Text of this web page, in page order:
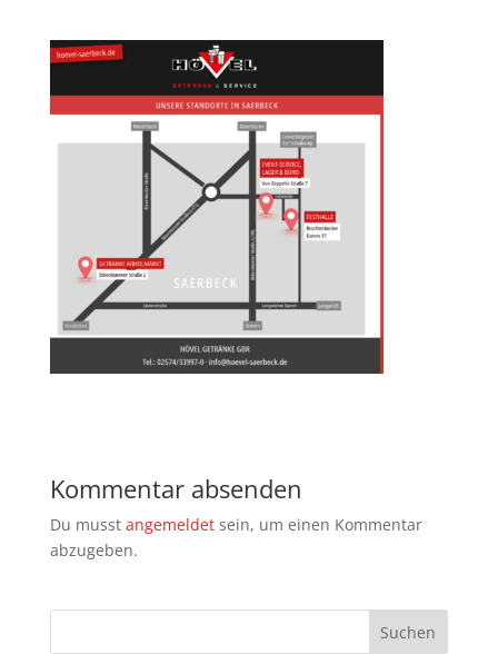
Kommentar absenden
Du musst angemeldetsein, um einen Kommentar
abzugeben.